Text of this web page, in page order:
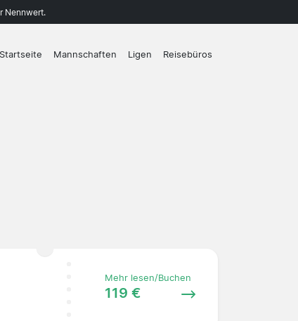
Nennwert.
Startseite Mannschaften Ligen Reisebüros
Mehr lesen/Buchen
119 €